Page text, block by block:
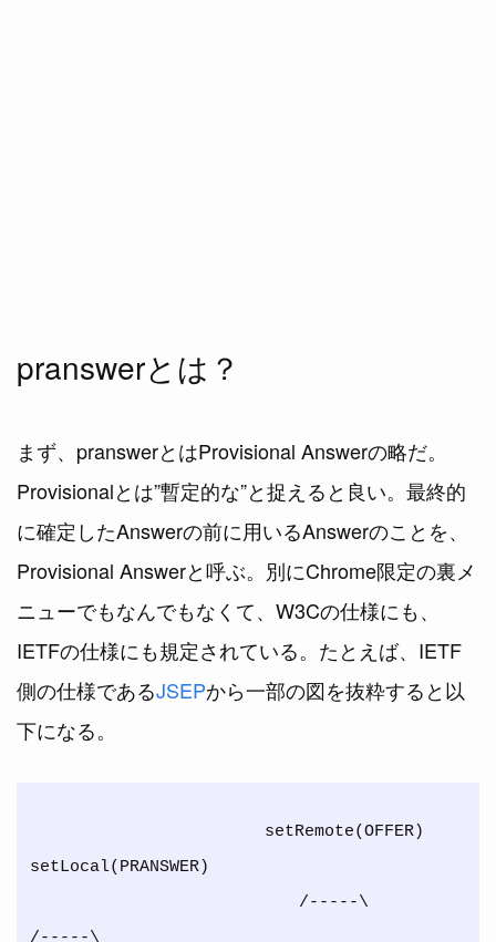
pranswerとは？
まず、pranswerとはProvisional Answerの略だ。
Provisionalとは”暫定的な”と捉えると良い。最終的
に確定したAnswerの前に用いるAnswerのことを、
Provisional Answerと呼ぶ。別にChrome限定の裏メ
ニューでもなんでもなくて、W3Cの仕様にも、
IETFの仕様にも規定されている。たとえば、IETF
側の仕様であるJSEPから一部の図を抜粋すると以
下になる。
setLocal(PRANSWER)
/-----\